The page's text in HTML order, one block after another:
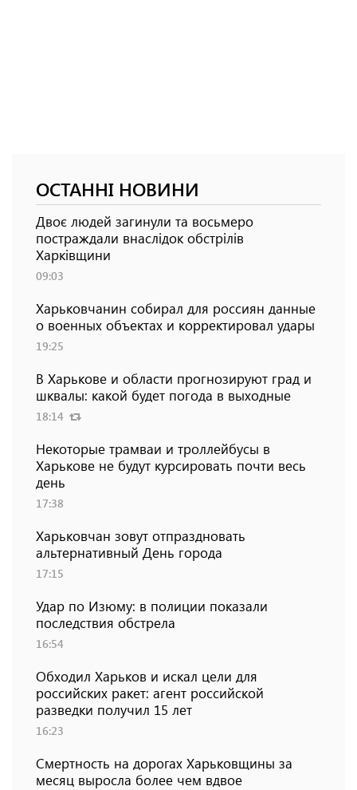
ОСТАННІ НОВИНИ
Двоє людей загинули та восьмеро
постраждали внаслідок обстрілів
Харківщини
09:03
Харьковчанин собирал для россиян данные
о военных объектах и ​​корректировал удары
19:25
В Харькове и области прогнозируют град и
шквалы: какой будет погода в выходные
18:14
Некоторые трамваи и троллейбусы в
Харькове не будут курсировать почти весь
день
17:38
Харьковчан зовут отпраздновать
альтернативный День города
17:15
Удар по Изюму: в полиции показали
последствия обстрела
16:54
Обходил Харьков и искал цели для
российских ракет: агент российской
разведки получил 15 лет
16:23
Смертность на дорогах Харьковщины за
месяц выросла более чем вдвое